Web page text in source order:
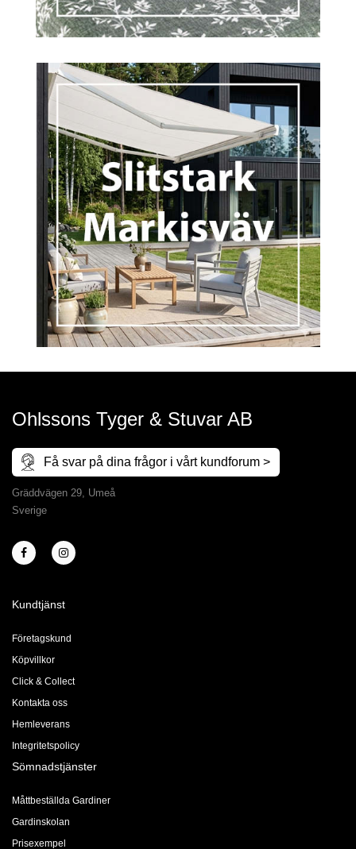
Ohlssons Tyger & Stuvar AB
Få svar på dina frågor i vårt kundforum >
Gräddvägen 29, Umeå
Sverige
Kundtjänst
Företagskund
Köpvillkor
Click & Collect
Kontakta oss
Hemleverans
Integritetspolicy
Sömnadstjänster
Måttbeställda Gardiner
Gardinskolan
Prisexempel